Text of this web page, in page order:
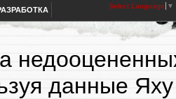
Select Language ▼
данные Яху